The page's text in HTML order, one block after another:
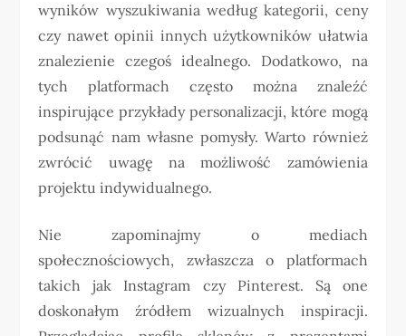
wyników wyszukiwania według kategorii, ceny
czy nawet opinii innych użytkowników ułatwia
znalezienie czegoś idealnego. Dodatkowo, na
tych platformach często można znaleźć
inspirujące przykłady personalizacji, które mogą
podsunąć nam własne pomysły. Warto również
zwrócić uwagę na możliwość zamówienia
projektu indywidualnego.
Nie zapominajmy o mediach
społecznościowych, zwłaszcza o platformach
takich jak Instagram czy Pinterest. Są one
doskonałym źródłem wizualnych inspiracji.